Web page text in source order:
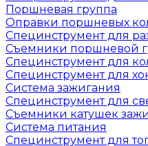
Поршневая группа
Оправки поршневых
Специнструмент для
Съемники поршневой
Специнструмент для
Специнструмент для
Система зажигания
Специнструмент для
Съемники катушек
Система питания
Специнструмент для